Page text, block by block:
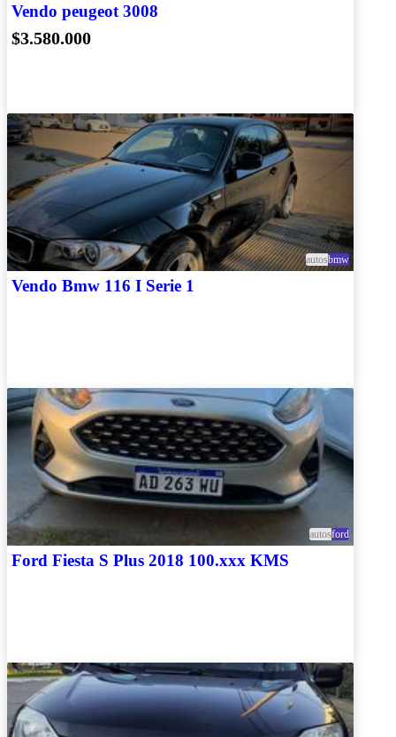
Vendo peugeot 3008
$3.580.000
autosbmw
Vendo Bmw 116 I Serie 1
autosford
Ford Fiesta S Plus 2018 100.xxx KMS